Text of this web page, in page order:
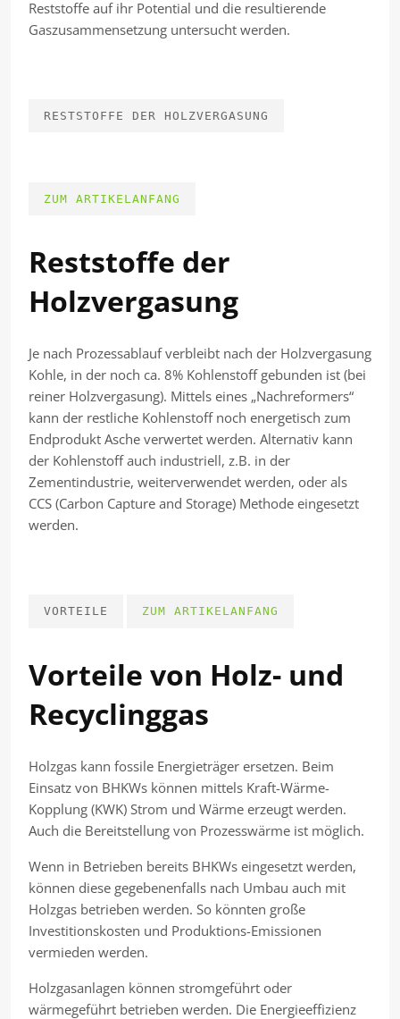
Reststoffe auf ihr Potential und die resultierende
Gaszusammensetzung untersucht werden.
RESTSTOFFE DER HOLZVERGASUNG
ZUM ARTIKELANFANG
Reststoffe der
Holzvergasung
Je nach Prozessablauf verbleibt nach der Holzvergasung
Kohle, in der noch ca. 8% Kohlenstoff gebunden ist (bei
reiner Holzvergasung). Mittels eines „Nachreformers“
kann der restliche Kohlenstoff noch energetisch zum
Endprodukt Asche verwertet werden. Alternativ kann
der Kohlenstoff auch industriell, z.B. in der
Zementindustrie, weiterverwendet werden, oder als
CCS (Carbon Capture and Storage) Methode eingesetzt
werden.
VORTEILE ZUM ARTIKELANFANG
Vorteile von Holz- und
Recyclinggas
Holzgas kann fossile Energieträger ersetzen. Beim
Einsatz von BHKWs können mittels Kraft-Wärme-
Kopplung (KWK) Strom und Wärme erzeugt werden.
Auch die Bereitstellung von Prozesswärme ist möglich.
Wenn in Betrieben bereits BHKWs eingesetzt werden,
können diese gegebenenfalls nach Umbau auch mit
Holzgas betrieben werden. So könnten große
Investitionskosten und Produktions-Emissionen
vermieden werden.
Holzgasanlagen können stromgeführt oder
wärmegeführt betrieben werden. Die Energieeffizienz